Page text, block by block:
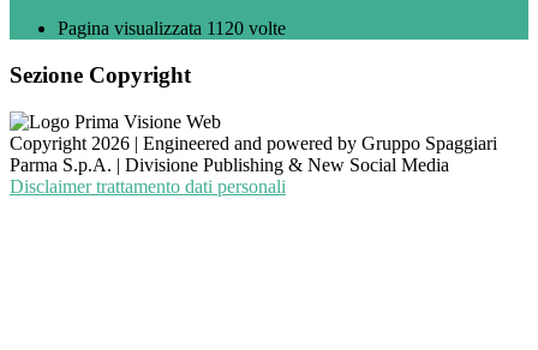
Pagina visualizzata 1120 volte
Sezione Copyright
Copyright 2026 | Engineered and powered by Gruppo Spaggiari
Parma S.p.A. | Divisione Publishing & New Social Media
Disclaimer trattamento dati personali